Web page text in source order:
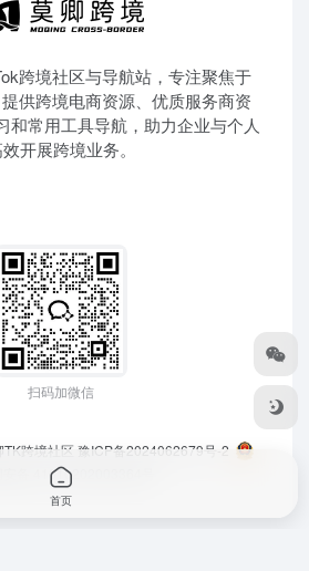
跨境社区与导航站，专注聚焦于
供跨境电商资源、优质服务商资
和常用工具导航，助力企业与个人
开展跨境业务。
扫码加微信
TK跨境社区 豫ICP备2024062679号-2
安备 41010202003364号
首页